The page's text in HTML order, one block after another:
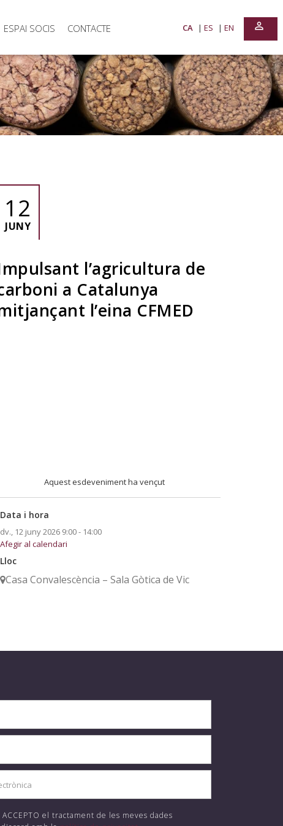
ESPAI SOCIS CONTACTE CA ES EN perm_identity
JUNY
12
l’agricultura de
a Catalunya
l’eina CFMED
Aquest esdeveniment ha vençut
Data i hora
dv., 12 juny 2026 9:00 - 14:00
Afegir al calendari
Lloc
Casa Convalescència – Sala Gòtica de Vic
el tractament de les meves dades